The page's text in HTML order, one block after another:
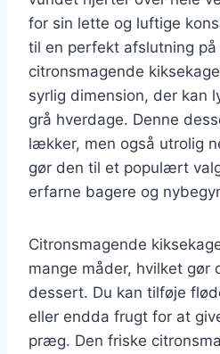
for sin lette og luftige
til en perfekt afslutning
citronsmagende
syrlig dimension, der kan
grå hverdage. Denne
lækker, men også utrolig
gør den til et populært
erfarne bagere og
Citronsmagende
mange måder, hvilket gør
dessert. Du kan tilføje
eller endda frugt for at
præg. Den friske